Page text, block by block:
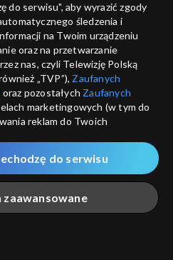
Ola Polonia - Polacy w
Brazylii i Ameryce
Południowej
Olá Polônia - odcinek 84
Ola Polonia - Polacy w
Brazylii i Ameryce
Południowej
odc. 93 - Olá Polônia
do serwisu", aby wyrazić zgody
śledzenia i
na Twoim urządzeniu
oraz na przetwarzanie
nas, czyli Telewizję Polską
„TVP”), Zaufanych
oraz pozostałych Zaufanych
marketingowych (w tym do
reklam do Twoich
zgody na udostępnianie
do Google.
podczas odwiedzania przez
serwisówzwanych dalej
za pomocą
zaawansowane
do serwisu